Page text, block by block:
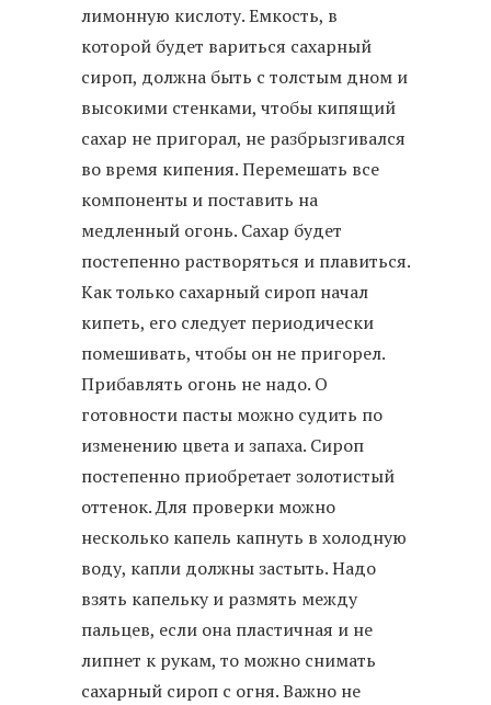
лимонную кислоту. Емкость, в
которой будет вариться сахарный
сироп, должна быть с толстым дном и
высокими стенками, чтобы кипящий
сахар не пригорал, не разбрызгивался
во время кипения. Перемешать все
компоненты и поставить на
медленный огонь. Сахар будет
постепенно растворяться и плавиться.
Как только сахарный сироп начал
кипеть, его следует периодически
помешивать, чтобы он не пригорел.
Прибавлять огонь не надо. О
готовности пасты можно судить по
изменению цвета и запаха. Сироп
постепенно приобретает золотистый
оттенок. Для проверки можно
несколько капель капнуть в холодную
воду, капли должны застыть. Надо
взять капельку и размять между
пальцев, если она пластичная и не
липнет к рукам, то можно снимать
сахарный сироп с огня. Важно не